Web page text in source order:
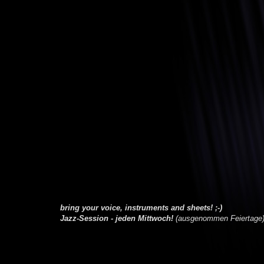
bring your voice, instruments and sheets! ;-)
Jazz-Session - jeden Mittwoch! (ausgenommen Feiertage)